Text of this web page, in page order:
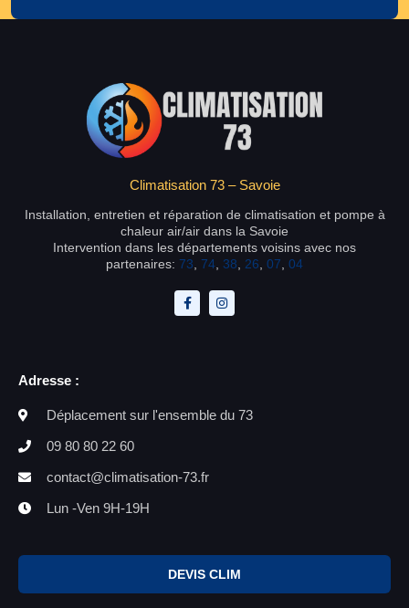
Climatisation 73 – Savoie
Installation, entretien et réparation de climatisation et pompe à
chaleur air/air dans la Savoie
Intervention dans les départements voisins avec nos
partenaires: 73 74 38 26 07 04
Adresse :
Déplacement sur l'ensemble du 73
09 80 80 22 60
contact@climatisation-73.fr
Lun -Ven 9H-19H
DEVIS CLIM